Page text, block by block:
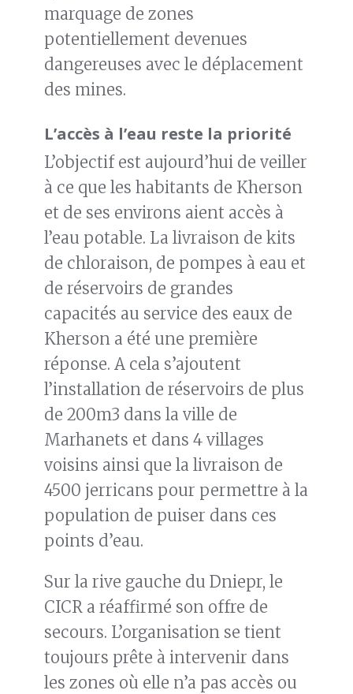
marquage de zones
potentiellement devenues
dangereuses avec le déplacement
des mines.
L’accès à l’eau reste la priorité
L’objectif est aujourd’hui de veiller
à ce que les habitants de Kherson
et de ses environs aient accès à
l’eau potable. La livraison de kits
de chloraison, de pompes à eau et
de réservoirs de grandes
capacités au service des eaux de
Kherson a été une première
réponse. A cela s’ajoutent
l’installation de réservoirs de plus
de 200m3 dans la ville de
Marhanets et dans 4 villages
voisins ainsi que la livraison de
4500 jerricans pour permettre à la
population de puiser dans ces
points d’eau.
Sur la rive gauche du Dniepr, le
CICR a réaffirmé son offre de
secours. L’organisation se tient
toujours prête à intervenir dans
les zones où elle n’a pas accès ou